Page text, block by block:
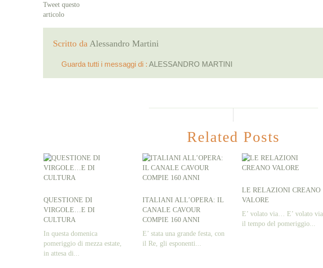
Tweet questo
articolo
Scritto da Alessandro Martini
Guarda tutti i messaggi di : ALESSANDRO MARTINI
Related Posts
QUESTIONE DI
VIRGOLE…E DI
CULTURA
In questa domenica
pomeriggio di mezza estate,
in attesa di...
ITALIANI ALL’OPERA: IL
CANALE CAVOUR
COMPIE 160 ANNI
E’ stata una grande festa, con
il Re, gli esponenti...
LE RELAZIONI CREANO
VALORE
E’ volato via… E’ volato via
il tempo del pomeriggio...